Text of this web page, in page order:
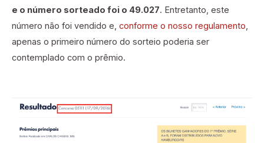
e o número sorteado foi o 49.027. Entretanto, este
número não foi vendido e, conforme o nosso regulamento
apenas o primeiro número do sorteio poderia ser
contemplado com o prêmio.